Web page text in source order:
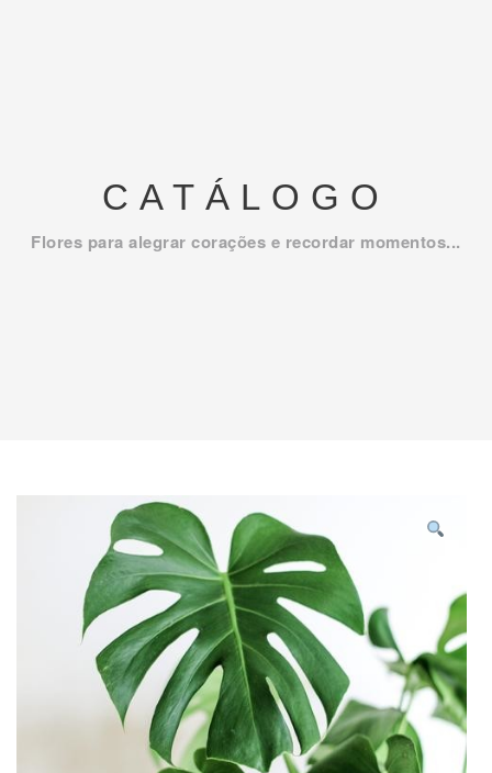
CATÁLOGO
Flores para alegrar corações e recordar momentos...